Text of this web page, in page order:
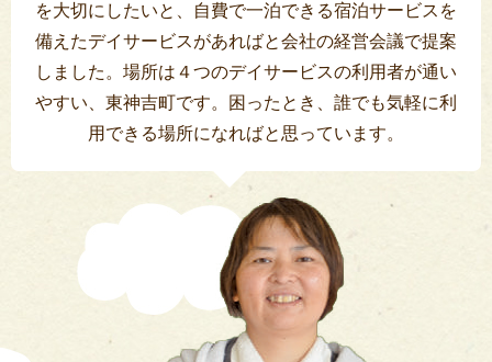
を大切にしたいと、自費で一泊できる宿泊サービスを
備えたデイサービスがあればと会社の経営会議で提案
しました。場所は４つのデイサービスの利用者が通い
やすい、東神吉町です。困ったとき、誰でも気軽に利
用できる場所になればと思っています。